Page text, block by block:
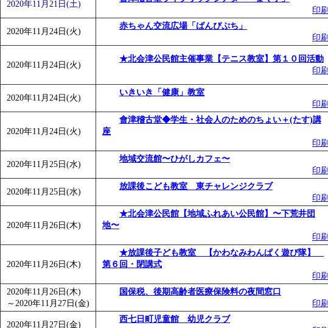
2020年11月21日(土)
印刷
2020年11月24日(火)
赤ちゃん交流広場「ばんびぷち」
印刷
2020年11月24日(火)
★北会津公民館主催事業【テニス教室】第１０回活動
印刷
2020年11月24日(火)
いきいき「健康」教室
印刷
2020年11月24日(火)
會津稽古堂◆学生・社会人のためのちょい＋(たす)講
座
印刷
2020年11月25日(水)
地域交流館〜ひがしカフェ〜
印刷
2020年11月25日(水)
放課後こども教室 東チャレンジクラブ
印刷
2020年11月26日(木)
★北会津公民館【地域ふれあい公民館】〜下荒井団
地〜
印刷
2020年11月26日(木)
★放課後子ども教室 【かわなみわんぱく遊び隊】
第６回・閉講式
印刷
2020年11月26日(木)
～ 2020年11月27日(金)
国保税、後期高齢者医療保険料の夜間窓口
印刷
2020年11月27日(金)
西七日町児童館 幼児クラブ